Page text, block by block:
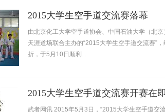
2015大学生空手道交流赛落幕
由北京化工大学空手道协会、中国石油大学（北
天涯道场联合主办的“2015大学生空手道交流赛”
折，于5月10日顺利...
2015大学生空手道交流赛开赛在即
武者网讯 2015年5月3日，“2015大学生空手道交